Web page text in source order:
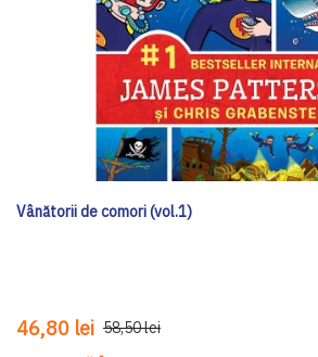
Vânătorii de comori (vol.1)
46,80 lei 58,50 lei